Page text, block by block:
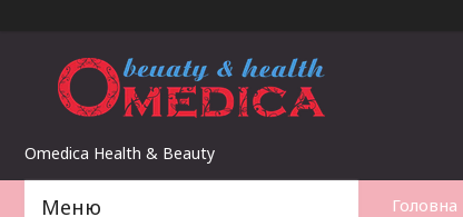
Omedica Health & Beauty
Головна